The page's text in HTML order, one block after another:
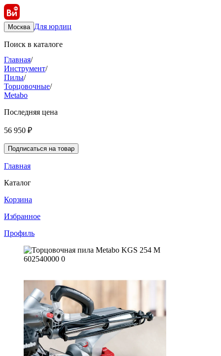
Москва Для юрлиц
Поиск в каталоге
Главная/
Инструмент/
Пилы/
Торцовочные/
Metabo
Последняя цена
56 950 ₽
Подписаться на товар
Главная
Каталог
Корзина
Избранное
Профиль